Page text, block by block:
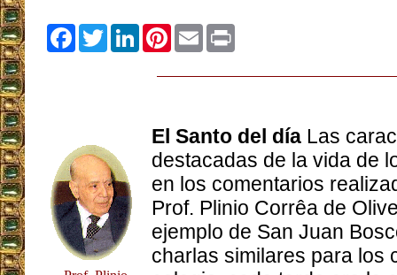
Facebook
TwitterLinkedInPinterest
Email
El Santo del día Las
destacadas de la vida de
en los comentarios
Prof. Plinio Corrêa de
ejemplo de San Juan
charlas similares para los